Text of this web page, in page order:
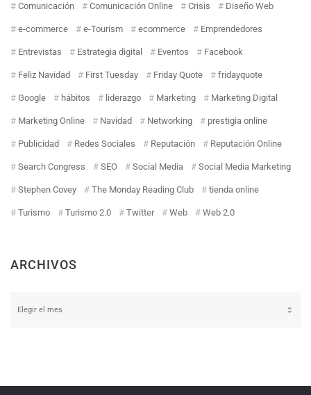
Comunicación Comunicación Online Crisis Diseño Web
e-commerce e-Tourism ecommerce Emprendedores
Entrevistas Estrategia digital Eventos Facebook
Feliz Navidad First Tuesday Friday Quote fridayquote
Google hábitos liderazgo Marketing Marketing Digital
Marketing Online Navidad Networking prestigia online
Publicidad Redes Sociales Reputación Reputación Online
Search Congress SEO Social Media Social Media Marketing
Stephen Covey The Monday Reading Club tienda online
Turismo Turismo 2.0 Twitter Web Web 2.0
ARCHIVOS